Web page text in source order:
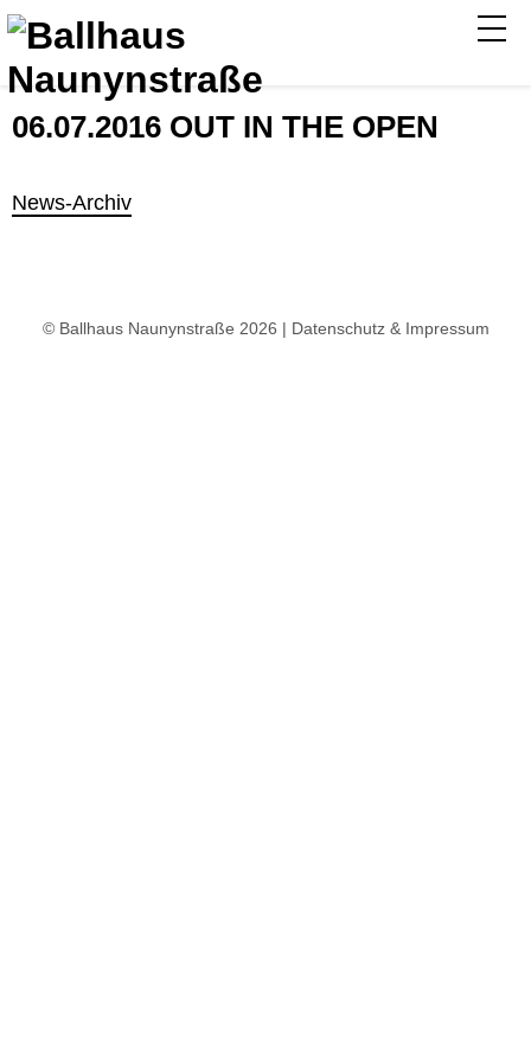
06.07.2016 OUT IN THE OPEN
News-Archiv
© Ballhaus Naunynstraße 2026 | Datenschutz & Impressum